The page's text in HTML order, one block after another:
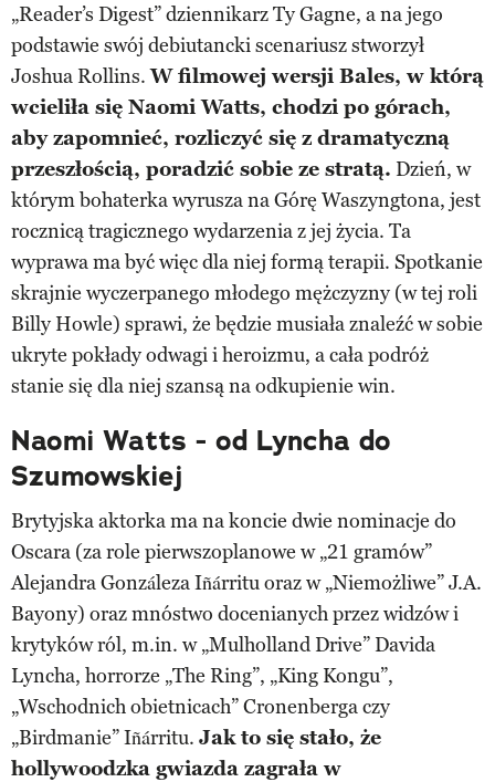
„Reader’s Digest” dziennikarz Ty Gagne, a na jego
podstawie swój debiutancki scenariusz stworzył
Joshua Rollins.W filmowej wersji Bales, w którą
wcieliła się Naomi Watts, chodzi po górach,
aby zapomnieć, rozliczyć się z dramatyczną
przeszłością, poradzić sobie ze stratą. Dzień, w
którym bohaterka wyrusza na Górę Waszyngtona, jest
rocznicą tragicznego wydarzenia z jej życia. Ta
wyprawa ma być więc dla niej formą terapii. Spotkanie
skrajnie wyczerpanego młodego mężczyzny (w tej roli
Billy Howle) sprawi, że będzie musiała znaleźć w sobie
ukryte pokłady odwagi i heroizmu, a cała podróż
stanie się dla niej szansą na odkupienie win.
Naomi Watts - od Lyncha do
Szumowskiej
Brytyjska aktorka ma na koncie dwie nominacje do
Oscara (za role pierwszoplanowe w „21 gramów”
Alejandra Gonzáleza Iñárritu oraz w „Niemożliwe” J.A.
Bayony) oraz mnóstwo docenianych przez widzów i
krytyków ról, m.in. w „Mulholland Drive” Davida
Lyncha, horrorze „The Ring”, „King Kongu”,
„Wschodnich obietnicach” Cronenberga czy
„Birdmanie” Iñárritu. Jak to się stało, że
hollywoodzka gwiazda zagrała w